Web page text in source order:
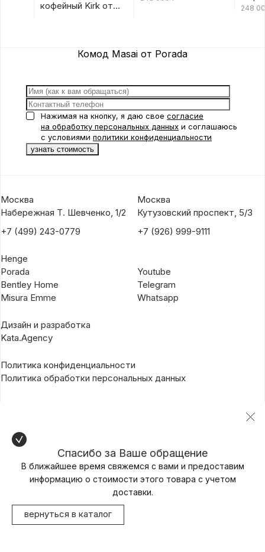
кофейный Kirk от
248
Комод Masai от Porada
Нажимая на кнопку, я даю свое согласие
на обработку персональных данных и соглашаюсь
с условиями политики конфиденциальности
Москва
Набережная Т. Шевченко, 1/2
+7 (499) 243-0779
Москва
Кутузовский проспект, 5/3
+7 (926) 999-9111
Henge
Porada
Bentley Home
Misura Emme
Youtube
Telegram
Whatsapp
Дизайн и разработка
Kata.Agency
Политика конфиденциальности
Политика обработки персональных данных
Спасибо за Ваше обращение
В ближайшее время свяжемся с вами и предоставим
информацию о стоимости этого товара с учетом
доставки.
вернуться в каталог